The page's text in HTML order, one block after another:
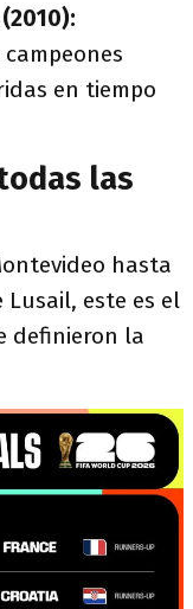
en tiempo
las
hasta
este es el
definieron la